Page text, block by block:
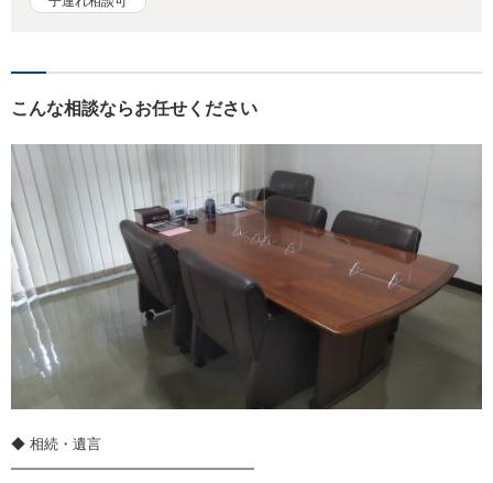
こんな相談ならお任せください
◆ 相続・遺言
━━━━━━━━━━━━━━━━━